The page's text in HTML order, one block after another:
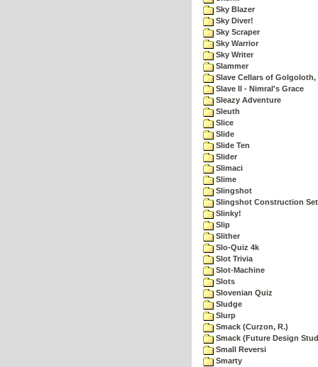
Sky Blazer
Sky Diver!
Sky Scraper
Sky Warrior
Sky Writer
Slammer
Slave Cellars of Golgoloth,
Slave II - Nimral's Grace
Sleazy Adventure
Sleuth
Slice
Slide
Slide Ten
Slider
Slimaci
Slime
Slingshot
Slingshot Construction Set
Slinky!
Slip
Slither
Slo-Quiz 4k
Slot Trivia
Slot-Machine
Slots
Slovenian Quiz
Sludge
Slurp
Smack (Curzon, R.)
Smack (Future Design
Small Reversi
Smarty